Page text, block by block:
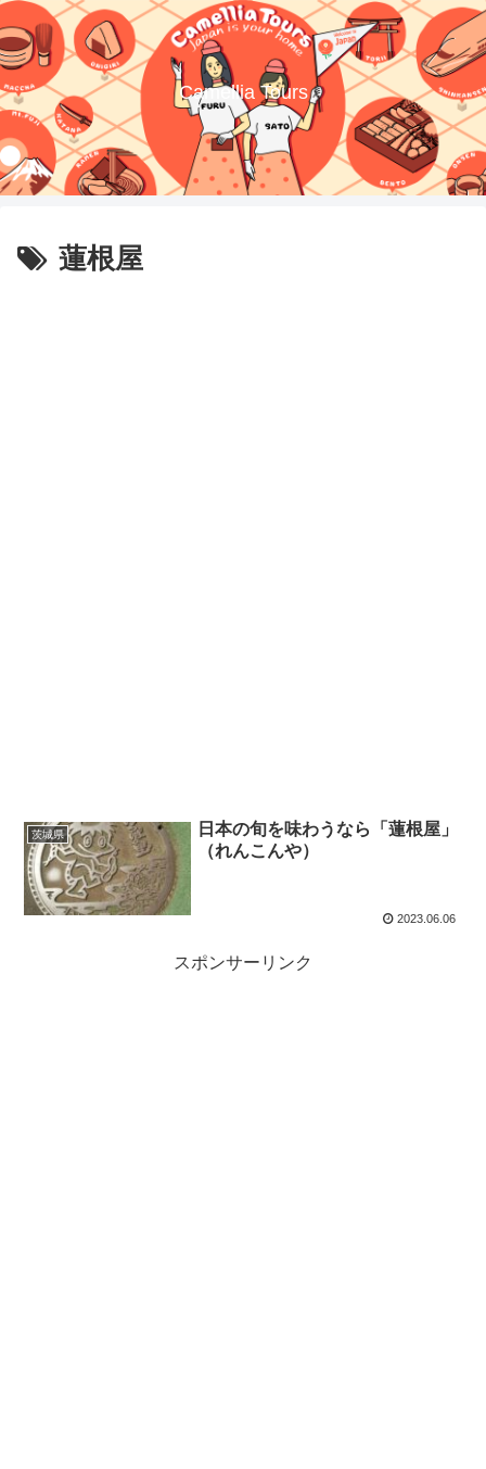
Camellia Tours
蓮根屋
茨城県
日本の旬を味わうなら「蓮根屋」
（れんこんや）
2023.06.06
スポンサーリンク